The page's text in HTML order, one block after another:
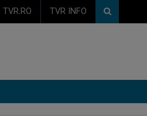
TVR.RO TVR INFO